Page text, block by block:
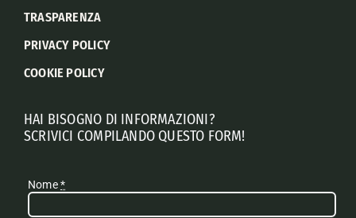
TRASPARENZA
PRIVACY POLICY
COOKIE POLICY
HAI BISOGNO DI INFORMAZIONI?
SCRIVICI COMPILANDO QUESTO FORM!
Nome*